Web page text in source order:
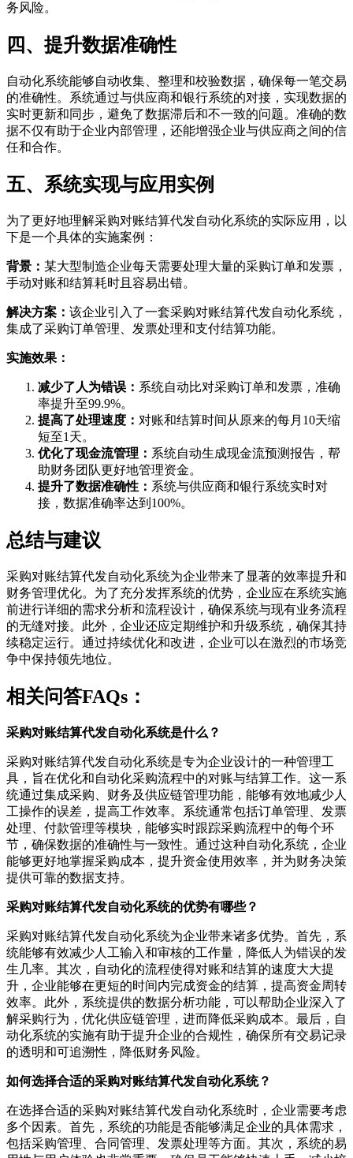
务风险。
四、提升数据准确性
自动化系统能够自动收集、整理和校验数据，确保每一笔交易
的准确性。系统通过与供应商和银行系统的对接，实现数据的
实时更新和同步，避免了数据滞后和不一致的问题。准确的数
据不仅有助于企业内部管理，还能增强企业与供应商之间的信
任和合作。
五、系统实现与应用实例
为了更好地理解采购对账结算代发自动化系统的实际应用，以
下是一个具体的实施案例：
背景： 某大型制造企业每天需要处理大量的采购订单和发票，
手动对账和结算耗时且容易出错。
解决方案： 该企业引入了一套采购对账结算代发自动化系统，
集成了采购订单管理、发票处理和支付结算功能。
实施效果：
减少了人为错误： 系统自动比对采购订单和发票，准确
率提升至99.9%。
提高了处理速度： 对账和结算时间从原来的每月10天缩
短至1天。
优化了现金流管理： 系统自动生成现金流预测报告，帮
助财务团队更好地管理资金。
提升了数据准确性： 系统与供应商和银行系统实时对
接，数据准确率达到100%。
总结与建议
采购对账结算代发自动化系统为企业带来了显著的效率提升和
财务管理优化。为了充分发挥系统的优势，企业应在系统实施
前进行详细的需求分析和流程设计，确保系统与现有业务流程
的无缝对接。此外，企业还应定期维护和升级系统，确保其持
续稳定运行。通过持续优化和改进，企业可以在激烈的市场竞
争中保持领先地位。
相关问答FAQs：
采购对账结算代发自动化系统是什么？
采购对账结算代发自动化系统是专为企业设计的一种管理工
具，旨在优化和自动化采购流程中的对账与结算工作。这一系
统通过集成采购、财务及供应链管理功能，能够有效地减少人
工操作的误差，提高工作效率。系统通常包括订单管理、发票
处理、付款管理等模块，能够实时跟踪采购流程中的每个环
节，确保数据的准确性与一致性。通过这种自动化系统，企业
能够更好地掌握采购成本，提升资金使用效率，并为财务决策
提供可靠的数据支持。
采购对账结算代发自动化系统的优势有哪些？
采购对账结算代发自动化系统为企业带来诸多优势。首先，系
统能够有效减少人工输入和审核的工作量，降低人为错误的发
生几率。其次，自动化的流程使得对账和结算的速度大大提
升，企业能够在更短的时间内完成资金的结算，提高资金周转
效率。此外，系统提供的数据分析功能，可以帮助企业深入了
解采购行为，优化供应链管理，进而降低采购成本。最后，自
动化系统的实施有助于提升企业的合规性，确保所有交易记录
的透明和可追溯性，降低财务风险。
如何选择合适的采购对账结算代发自动化系统？
在选择合适的采购对账结算代发自动化系统时，企业需要考虑
多个因素。首先，系统的功能是否能够满足企业的具体需求，
包括采购管理、合同管理、发票处理等方面。其次，系统的易